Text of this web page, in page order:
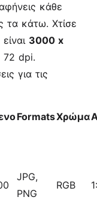
κάθε
τα κάτω. Χτίσε
3000 x
72 dpi.
για τις
FormatsΧρώμα
JPG,
PNG
RGB